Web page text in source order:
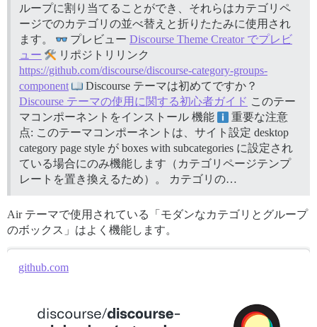
ループに割り当てることができ、それらはカテゴリペ
ージでのカテゴリの並べ替えと折りたたみに使用され
ます。
プレビュー Discourse Theme Creator でプレビ
ュー
リポジトリリンク
https://github.com/discourse/discourse-category-groups-
component
Discourse テーマは初めてですか？
Discourse テーマの使用に関する初心者ガイド このテー
マコンポーネントをインストール 機能
重要な注意
点: このテーマコンポーネントは、サイト設定 desktop
category page style が boxes with subcategories に設定され
ている場合にのみ機能します（カテゴリページテンプ
レートを置き換えるため）。 カテゴリの…
Air テーマで使用されている「モダンなカテゴリとグループ
のボックス」はよく機能します。
github.com